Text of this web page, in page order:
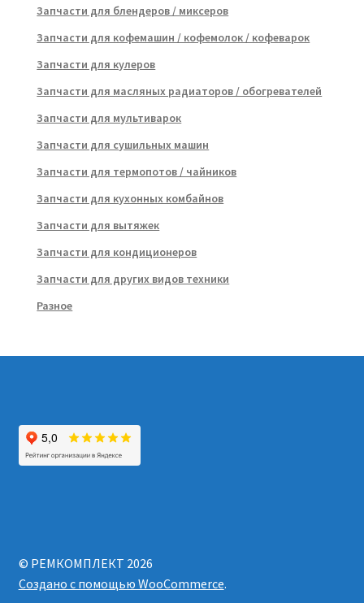
Запчасти для блендеров / миксеров
Запчасти для кофемашин / кофемолок / кофеварок
Запчасти для кулеров
Запчасти для масляных радиаторов / обогревателей
Запчасти для мультиварок
Запчасти для сушильных машин
Запчасти для термопотов / чайников
Запчасти для кухонных комбайнов
Запчасти для вытяжек
Запчасти для кондиционеров
Запчасти для других видов техники
Разное
© РЕМКОМПЛЕКТ 2026
Создано с помощью WooCommerce.